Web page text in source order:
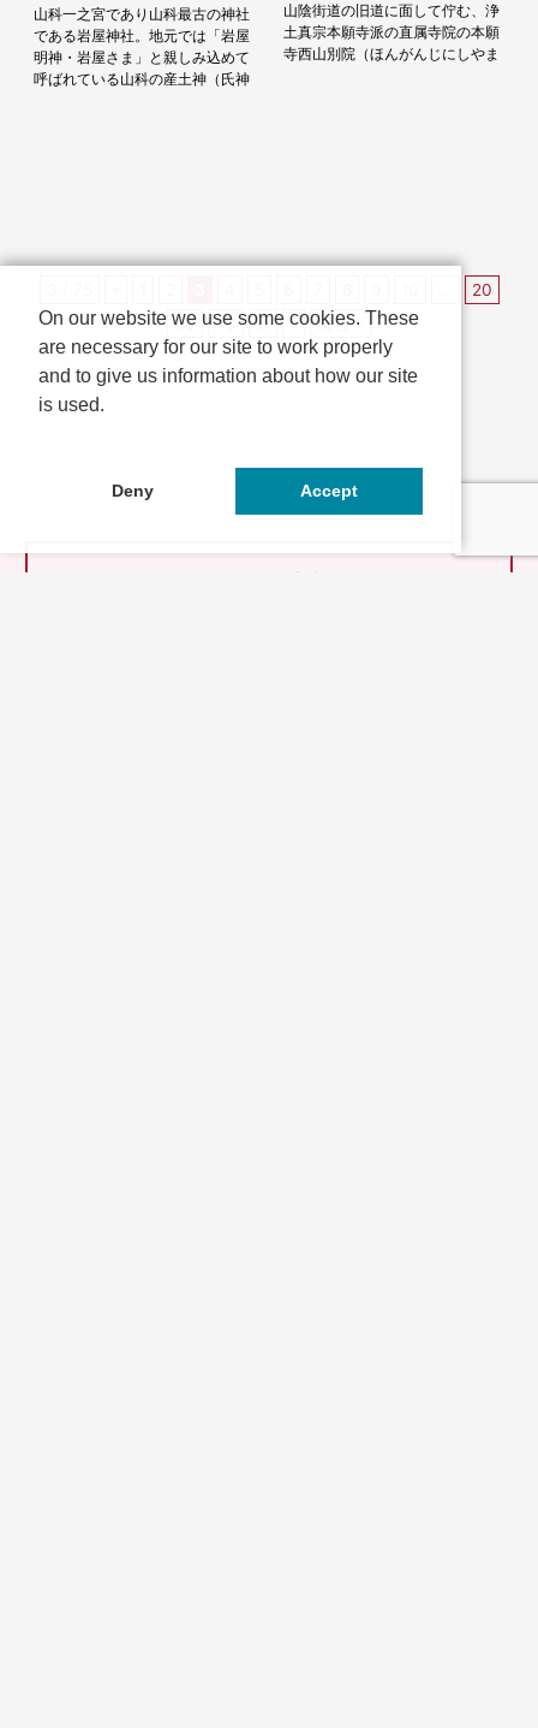
山科一之宮であり山科最古の神社
である岩屋神社。地元では「岩屋
明神・岩屋さま」と親しみ込めて
呼ばれている山科の産土神（氏神
山陰街道の旧道に面して佇む、浄
土真宗本願寺派の直属寺院の本願
寺西山別院（ほんがんじにしやま
20
30
40 ... » 最後 »
とっておきの京都とは
On our website we use some cookies. These
are necessary for our site to work properly
and to give us information about how our site
is used.
Deny Accept